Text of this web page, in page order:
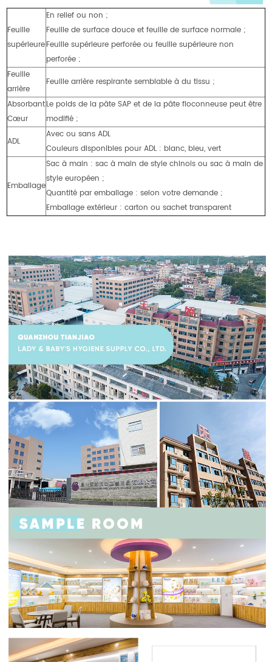
Feuille
supérieure
En relief ou non ;
Feuille de surface douce et feuille de surface normale ;
Feuille supérieure perforée ou feuille supérieure non
perforée ;
Feuille
arrière
Feuille arrière respirante semblable à du tissu ;
Absorbant
Cœur
Le poids de la pâte SAP et de la pâte floconneuse peut être
modifié ;
ADL
Avec ou sans ADL
Couleurs disponibles pour ADL : blanc, bleu, vert
Emballage
Sac à main : sac à main de style chinois ou sac à main de
style européen ;
Quantité par emballage : selon votre demande ;
Emballage extérieur : carton ou sachet transparent